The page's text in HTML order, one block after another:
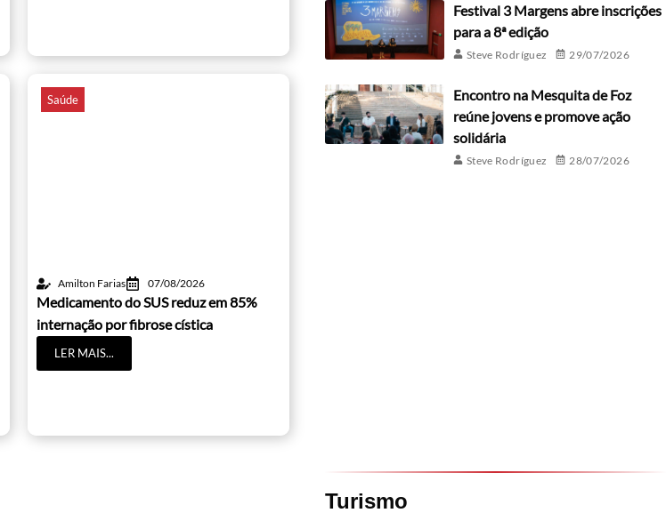
Saúde
Amilton Farias 07/08/2026
Medicamento do SUS reduz em 85%
internação por fibrose cística
LER MAIS...
Festival 3 Margens abre inscrições
para a 8ª edição
Steve Rodríguez 29/07/2026
Encontro na Mesquita de Foz
reúne jovens e promove ação
solidária
Steve Rodríguez 28/07/2026
Turismo